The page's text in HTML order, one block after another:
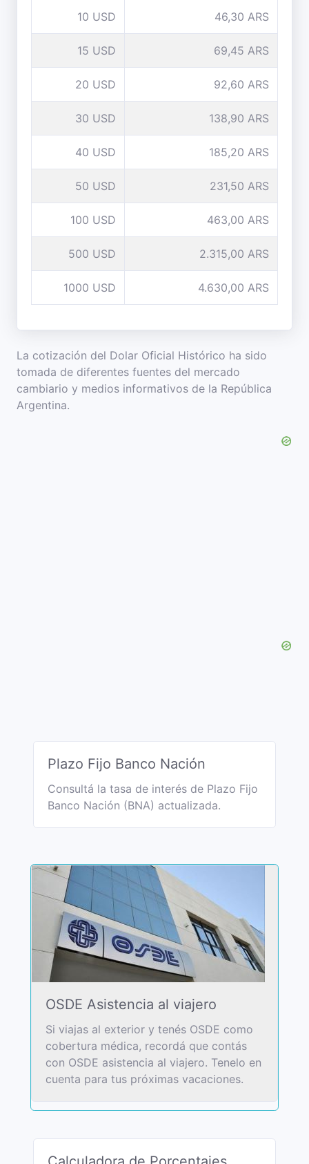
10 USD 46,30 ARS
15 USD 69,45 ARS
20 USD 92,60 ARS
30 USD 138,90 ARS
40 USD 185,20 ARS
50 USD 231,50 ARS
100 USD 463,00 ARS
500 USD 2.315,00 ARS
1000 USD 4.630,00 ARS
La cotización del Dolar Oficial Histórico ha sido
tomada de diferentes fuentes del mercado
cambiario y medios informativos de la República
Argentina.
Plazo Fijo Banco Nación
Consultá la tasa de interés de Plazo Fijo
Banco Nación (BNA) actualizada.
OSDE Asistencia al viajero
Si viajas al exterior y tenés OSDE como
cobertura médica, recordá que contás
con OSDE asistencia al viajero. Tenelo en
cuenta para tus próximas vacaciones.